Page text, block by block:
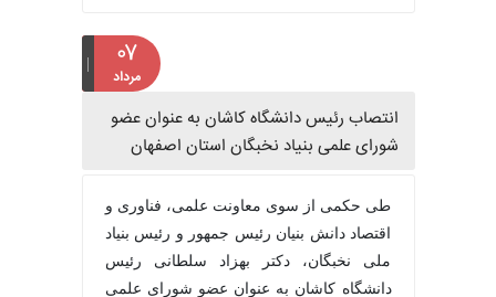
۰۷
مرداد
انتصاب رئیس دانشگاه کاشان به عنوان عضو
شورای علمی بنیاد نخبگان استان اصفهان
طی حکمی از سوی معاونت علمی، فناوری و
اقتصاد دانش بنیان رئیس جمهور و رئیس بنیاد
ملی نخبگان، دکتر بهزاد سلطانی رئیس
دانشگاه کاشان به عنوان عضو شورای علمی